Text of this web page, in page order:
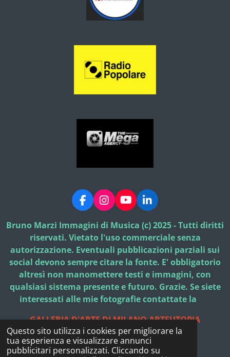
Questo sito utilizza i cookies per migliorare la
tua esperienza e visualizzare annunci
pubblicitari personalizzati. Cliccando su
F
a
c
e
b
o
o
k
I
n
s
t
a
g
r
a
Y
o
u
T
u
b
e
L
i
n
k
e
d
I
n
Bruno Marzi Immagini di Musica (c) 2025 - Tutti diritti
riservati. Vietato l'uso commerciale senza
autorizzazione. Eventuali pubblicazioni parziali sui
social devono sempre citare la fonte. E' obbligatorio
altresì non manomettere testi e immagini, con
qualsiasi sistema presente e futuro. Grazie. Se siete
interessati alle mie fotografie contattate la
GALLERIA D'ARTE DI MILANO ARTEUTOPIA
© 2025 - 2026 Bruno Marzi Immagini di Musica
Fornito daWebador